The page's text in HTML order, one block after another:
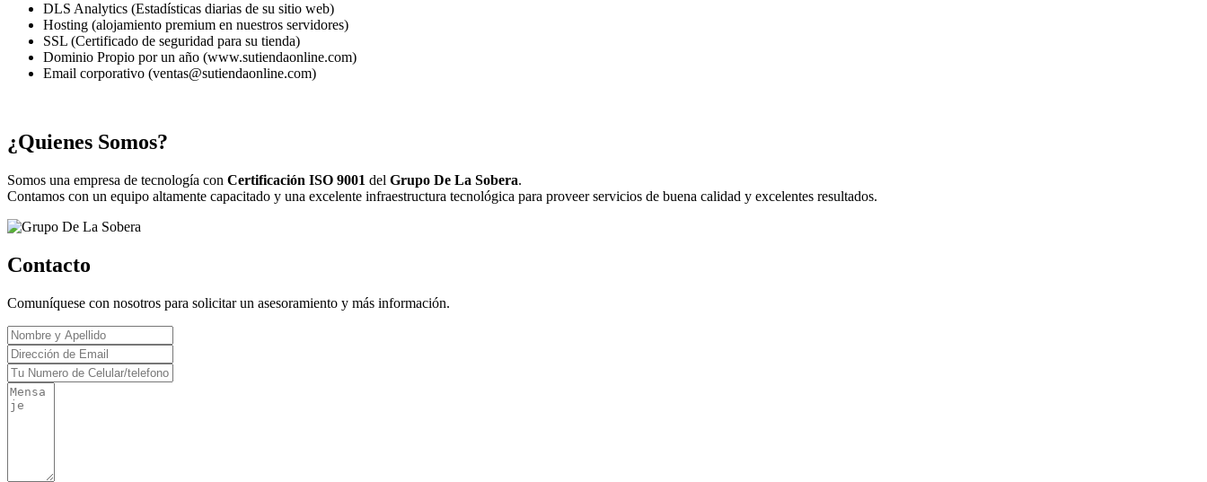
DLS Analytics (Estadísticas diarias de su sitio web)
Hosting (alojamiento premium en nuestros servidores)
SSL (Certificado de seguridad para su tienda)
Dominio Propio por un año (www.sutiendaonline.com)
Email corporativo (ventas@sutiendaonline.com)
¿Quienes Somos?
Somos una empresa de tecnología con Certificación ISO 9001 del Grupo De La Sobera.
Contamos con un equipo altamente capacitado y una excelente infraestructura tecnológica para proveer servicios de buena calidad y excelentes resultados.
Contacto
Comuníquese con nosotros para solicitar un asesoramiento y más información.